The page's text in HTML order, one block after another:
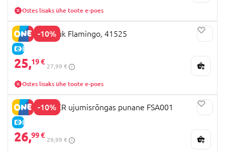
Ostes lisaks ühe toote e-poes
-10%
E-HIND
BESTWAY ujuk Flamingo, 41525
25,19 €
27,99 €
Ostes lisaks ühe toote e-poes
-10%
E-HIND
SWIMTRAINER ujumisrõngas punane FSA001
26,99 €
29,99 €